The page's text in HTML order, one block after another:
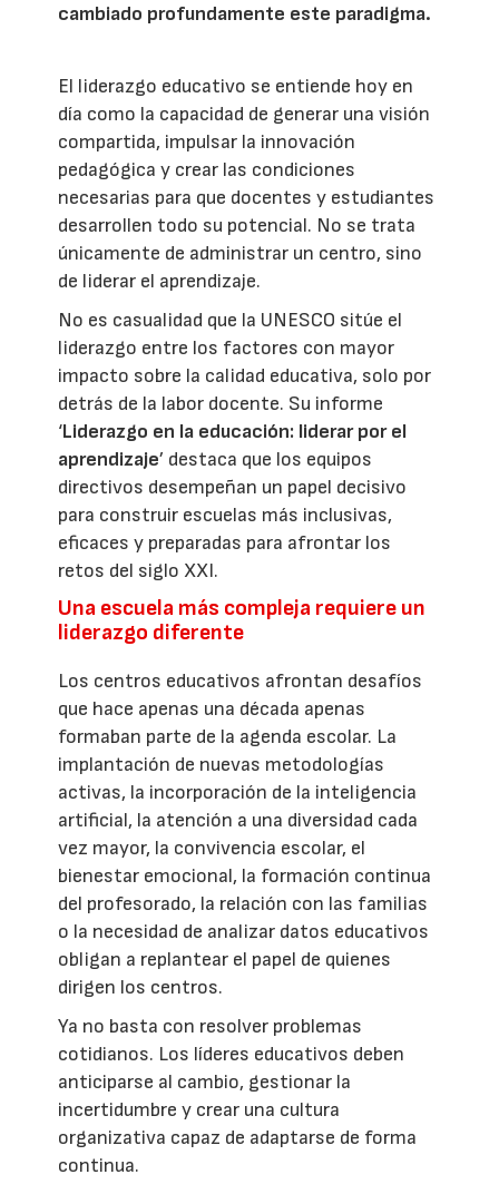
cambiado profundamente este paradigma.
El liderazgo educativo se entiende hoy en
día como la capacidad de generar una visión
compartida, impulsar la innovación
pedagógica y crear las condiciones
necesarias para que docentes y estudiantes
desarrollen todo su potencial. No se trata
únicamente de administrar un centro, sino
de liderar el aprendizaje.
No es casualidad que la UNESCO sitúe el
liderazgo entre los factores con mayor
impacto sobre la calidad educativa, solo por
detrás de la labor docente. Su informe
‘Liderazgo en la educación: liderar por el
aprendizaje’ destaca que los equipos
directivos desempeñan un papel decisivo
para construir escuelas más inclusivas,
eficaces y preparadas para afrontar los
retos del siglo XXI.
Una escuela más compleja requiere un
liderazgo diferente
Los centros educativos afrontan desafíos
que hace apenas una década apenas
formaban parte de la agenda escolar. La
implantación de nuevas metodologías
activas, la incorporación de la inteligencia
artificial, la atención a una diversidad cada
vez mayor, la convivencia escolar, el
bienestar emocional, la formación continua
del profesorado, la relación con las familias
o la necesidad de analizar datos educativos
obligan a replantear el papel de quienes
dirigen los centros.
Ya no basta con resolver problemas
cotidianos. Los líderes educativos deben
anticiparse al cambio, gestionar la
incertidumbre y crear una cultura
organizativa capaz de adaptarse de forma
continua.